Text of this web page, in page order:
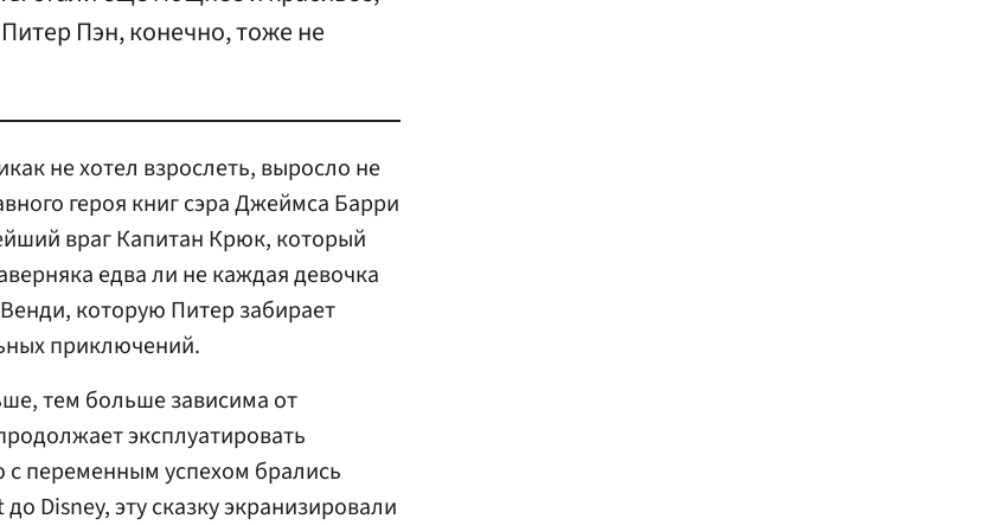
Пэн, конечно, тоже не
не хотел взрослеть, выросло не
героя книг сэра Джеймса Барри
враг Капитан Крюк, который
едва ли не каждая девочка
которую Питер забирает
приключений.
тем больше зависима от
эксплуатировать
переменным успехом брались
Disney, эту сказку экранизировали